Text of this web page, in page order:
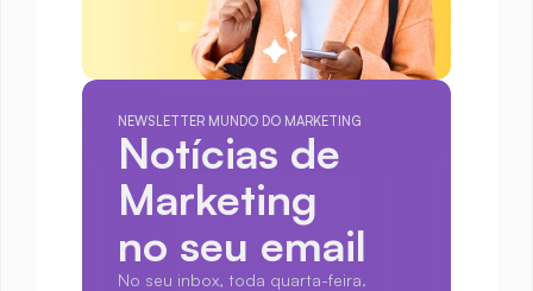
NEWSLETTER MUNDO DO MARKETING
Notícias de
Marketing
no seu email
No seu inbox, toda quarta-feira.